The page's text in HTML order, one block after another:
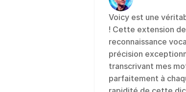
Voicy est une
! Cette extension de
reconnaissance
précision
transcrivant mes
parfaitement à